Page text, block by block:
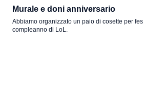
Murale e doni anniversario
Abbiamo organizzato un paio di cosette per
compleanno di LoL.